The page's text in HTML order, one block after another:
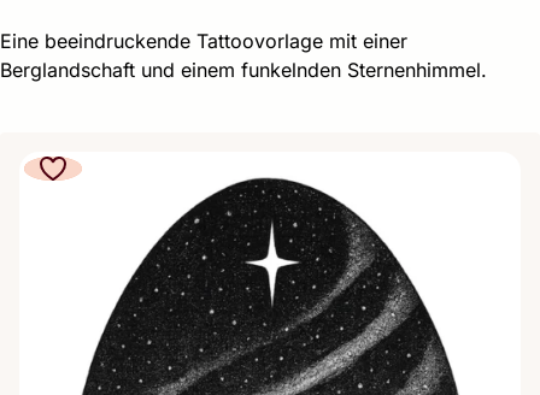
Eine beeindruckende Tattoovorlage mit einer
Berglandschaft und einem funkelnden Sternenhimmel.